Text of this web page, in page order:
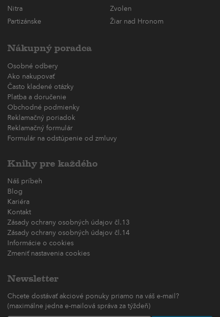
Nitra
Zvolen
Partizánske
Žiar nad Hronom
Nákupný poradca
Osobné odbery
Ako nakupovať
Často kladené otázky
Platba a doručenie
Obchodné podmienky
Reklamačný poriadok
Reklamačný formulár
Formulár na odstúpenie od zmluvy
Knihy pre každého
Náš príbeh
Blog
Kariéra
Kontakt
Zásady ochrany osobných údajov čl.13
Zásady ochrany osobných údajov čl.14
Informácie o cookies
Zmeniť nastavenia cookies
Newsletter
Chcete dostávať akciové ponuky priamo na váš e-mail?
(maximálne jedna e-mailová správa za týždeň)